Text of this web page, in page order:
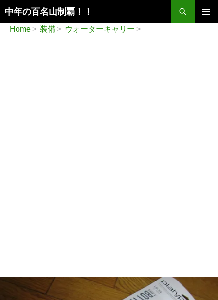
中年の百名山制覇！！
検
索
ンHome 装備 ウォーターキャリー